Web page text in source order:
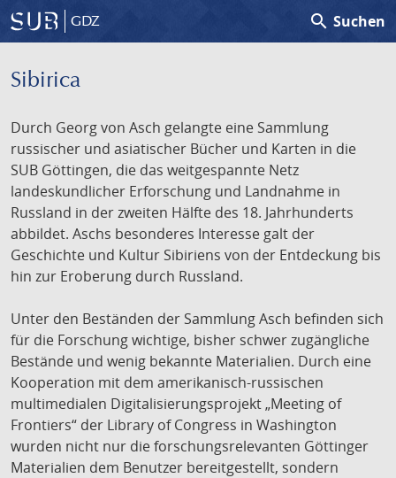
GDZ search Suchen
Sibirica
Durch Georg von Asch gelangte eine Sammlung
russischer und asiatischer Bücher und Karten in die
SUB Göttingen, die das weitgespannte Netz
landeskundlicher Erforschung und Landnahme in
Russland in der zweiten Hälfte des 18. Jahrhunderts
abbildet. Aschs besonderes Interesse galt der
Geschichte und Kultur Sibiriens von der Entdeckung bis
hin zur Eroberung durch Russland.
Unter den Beständen der Sammlung Asch befinden sich
für die Forschung wichtige, bisher schwer zugängliche
Bestände und wenig bekannte Materialien. Durch eine
Kooperation mit dem amerikanisch-russischen
multimedialen Digitalisierungsprojekt „Meeting of
Frontiers“ der Library of Congress in Washington
wurden nicht nur die forschungsrelevanten Göttinger
Materialien dem Benutzer bereitgestellt, sondern